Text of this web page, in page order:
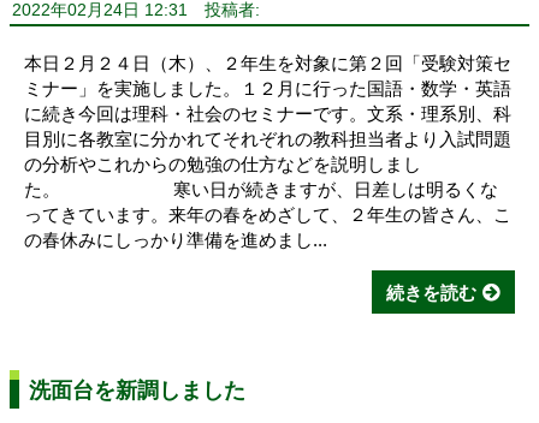
2022年02月24日 12:31 投稿者:
本日２月２４日（木）、２年生を対象に第２回「受験対策セ
ミナー」を実施しました。１２月に行った国語・数学・英語
に続き今回は理科・社会のセミナーです。文系・理系別、科
目別に各教室に分かれてそれぞれの教科担当者より入試問題
の分析やこれからの勉強の仕方などを説明しまし
た。 寒い日が続きますが、日差しは明るくな
ってきています。来年の春をめざして、２年生の皆さん、こ
の春休みにしっかり準備を進めまし...
続きを読む
洗面台を新調しました